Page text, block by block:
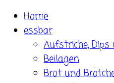
Home
essbar
Aufstriche, Dips
Beilagen
Brot und